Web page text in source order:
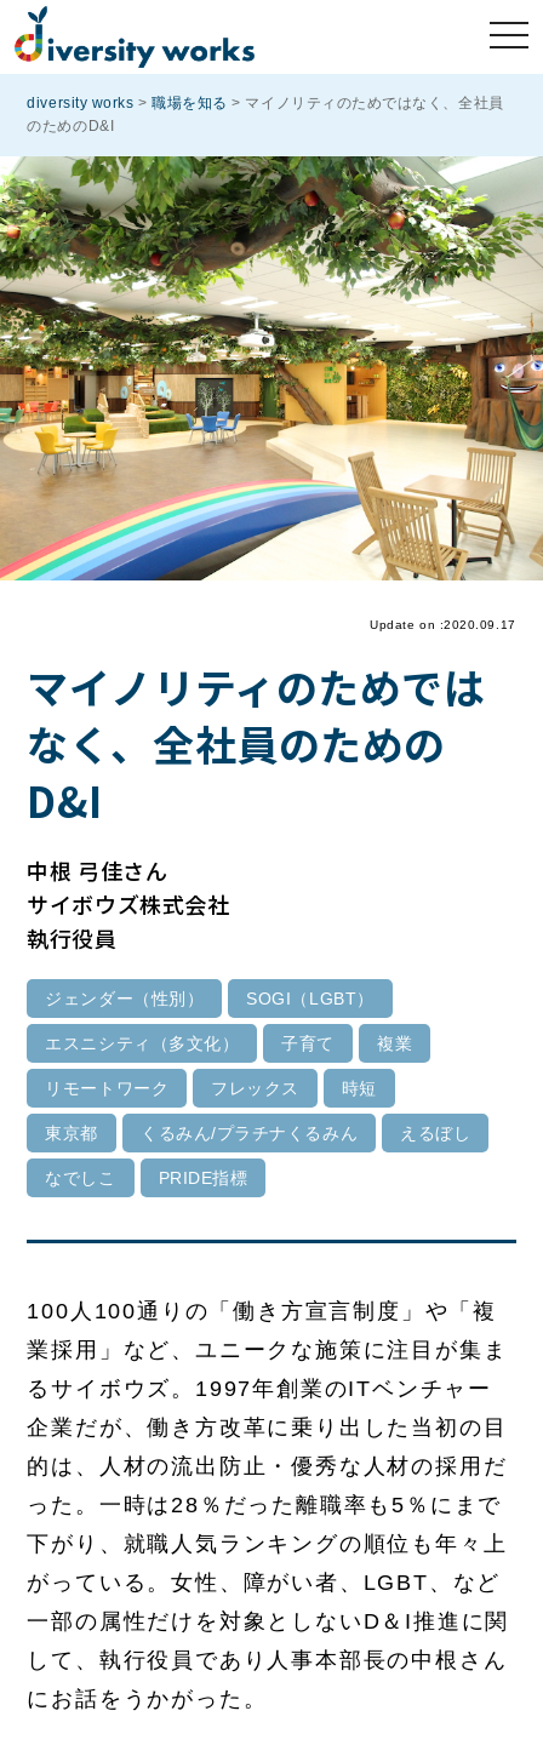
diversity works >職場を知る > マイノリティのためではなく、全社員
のためのD&I
Update on :2020.09.17
マイノリティのためでは
なく、全社員のための
D&I
中根 弓佳さん
サイボウズ株式会社
執行役員
ジェンダー（性別） SOGI（LGBT）
エスニシティ（多文化） 子育て 複業
リモートワーク フレックス 時短
東京都 くるみん/プラチナくるみん えるぼし
なでしこ PRIDE指標
100人100通りの「働き方宣言制度」や「複
業採用」など、ユニークな施策に注目が集ま
るサイボウズ。1997年創業のITベンチャー
企業だが、働き方改革に乗り出した当初の目
的は、人材の流出防止・優秀な人材の採用だ
った。一時は28％だった離職率も5％にまで
下がり、就職人気ランキングの順位も年々上
がっている。女性、障がい者、LGBT、など
一部の属性だけを対象としないD＆I推進に関
して、執行役員であり人事本部長の中根さん
にお話をうかがった。